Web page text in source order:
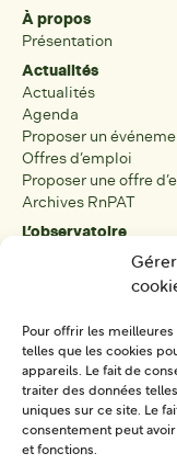
Pour offrir les
telles que les cookies
appareils. Le fait de
traiter des données
uniques sur ce site. Le
consentement peut
et fonctions.
À propos
Présentation
Actualités
Actualités
Agenda
Proposer un
Offres d’emploi
Proposer une offre
Archives RnPAT
L’observatoire
Présentation de
La boîte à outils
Présentation
Tous les outils
Proposer un outil